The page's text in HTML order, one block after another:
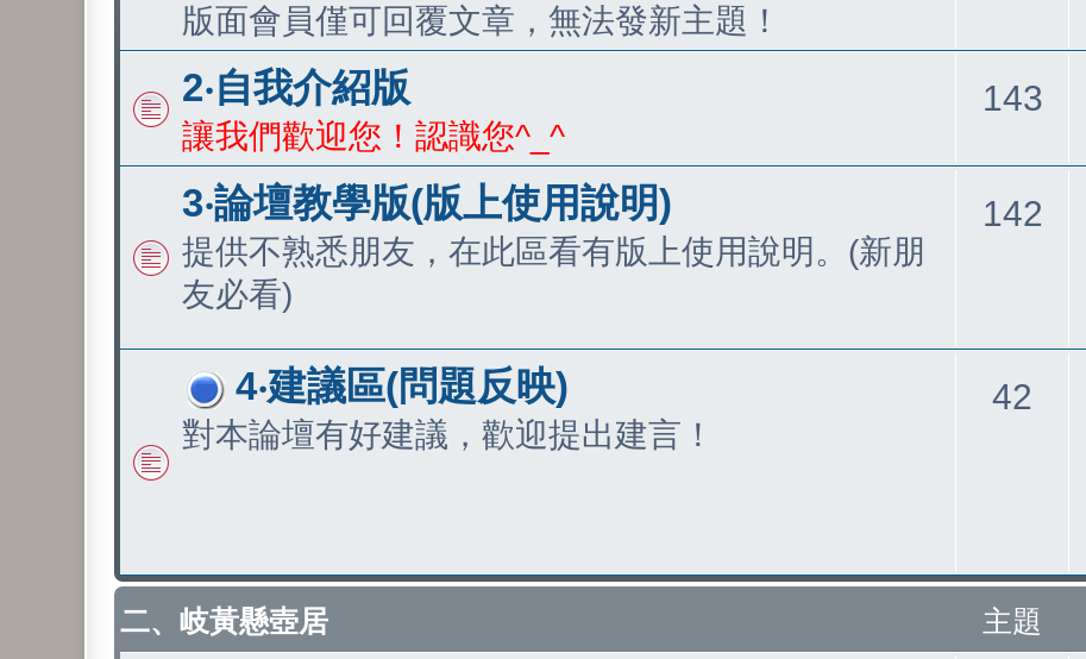
版面會員僅可回覆文章，無法發新主題！
2‧自我介紹版
讓我們歡迎您！認識您^_^
143主
題
3‧論壇教學版(版上使用說明)
提供不熟悉朋友，在此區看有版上使用說明。(新朋
友必看)
142
4‧建議區(問題反映)
對本論壇有好建議，歡迎提出建言！
42
二、岐黃懸壺居 主題